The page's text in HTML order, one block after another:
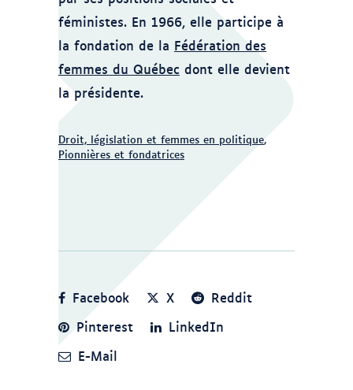
féministes. En 1966, elle participe à
la fondation de la Fédération des
femmes du Québec dont elle devient
la présidente.
Droit, législation et femmes en politique,
Pionnières et fondatrices
Facebook X
Reddit
Pinterest
LinkedIn
E-Mail